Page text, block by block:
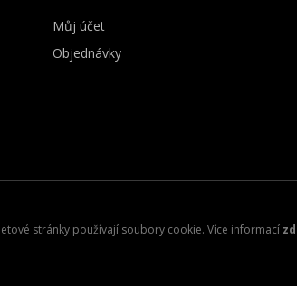
Můj účet
Objednávky
stránky používají soubory cookie. Více informací